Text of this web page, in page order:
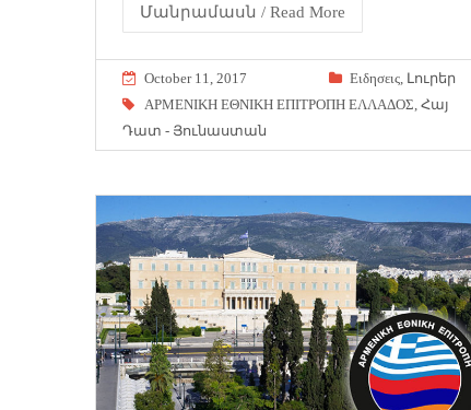
Մանրամասն / Read More
October 11, 2017 Eιδησεις Լուրեր
ΑΡΜΕΝΙΚΗ ΕΘΝΙΚΗ ΕΠΙΤΡΟΠΗ ΕΛΛΑΔΟΣ Հայ
Դատ - Յունաստան